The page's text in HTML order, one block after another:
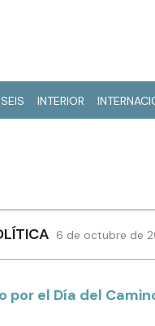
INTERIOR
6 de octubre de
por el Día del